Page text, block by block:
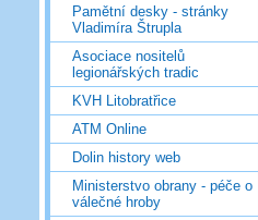
Pamětní desky - stránky
Vladimíra Štrupla
Asociace nositelů
legionářských tradic
KVH Litobratřice
ATM Online
Dolin history web
Ministerstvo obrany - péče o
válečné hroby